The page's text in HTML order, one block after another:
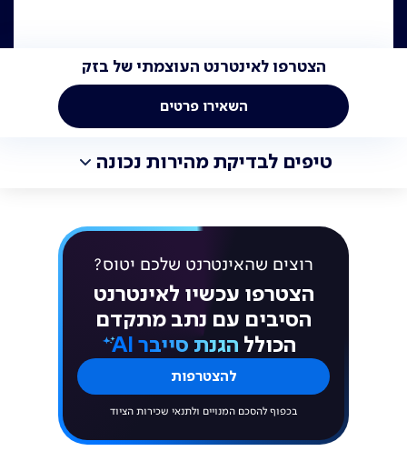
הצטרפו לאינטרנט העוצמתי של בזק
השאירו פרטים
טיפים לבדיקת מהירות נכונה
סגרו את כל התוכנות
תוכנות שמשתמשות באינטרנט ודפדפנים
שפועלים ברקע
נתקו מכשירים שמחוברים ל-WiFi
וודאו שאין מכשירים המשתמשים באינטרנט
האלחוטי. לדוג׳ צפייה ישירה בטלוויזיה, הורדת
רוצים שהאינטרנט שלכם יטוס?
הצטרפו עכשיו לאינטרנט
הסיבים עם נתב מתקדם
הכולל הגנת סייבר AI
להצטרפות
בכפוף להסכם המנויים ולתנאי שכירות הציוד